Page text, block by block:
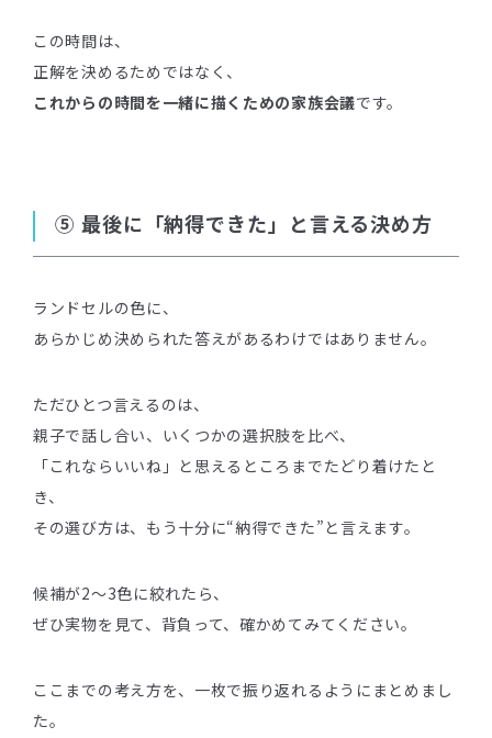
この時間は、
正解を決めるためではなく、
これからの時間を一緒に描くための家族会議です。
⑤ 最後に「納得できた」と言える決め方
ランドセルの色に、
あらかじめ決められた答えがあるわけではありません。
ただひとつ言えるのは、
親子で話し合い、いくつかの選択肢を比べ、
「これならいいね」と思えるところまでたどり着けたと
き、
その選び方は、もう十分に“納得できた”と言えます。
候補が2〜3色に絞れたら、
ぜひ実物を見て、背負って、確かめてみてください。
ここまでの考え方を、一枚で振り返れるようにまとめまし
た。